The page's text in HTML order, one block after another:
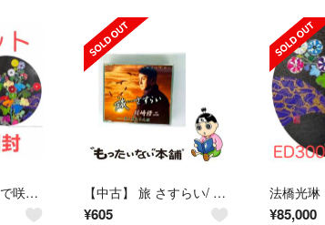
法橋光琳 死の島で咲く花 さすらいの旅からの帰還 セット 村上隆 ポスター 新品 【中古】 旅 さすらい/ 川崎修二
¥605 ¥85,000